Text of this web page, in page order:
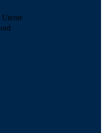
Utente